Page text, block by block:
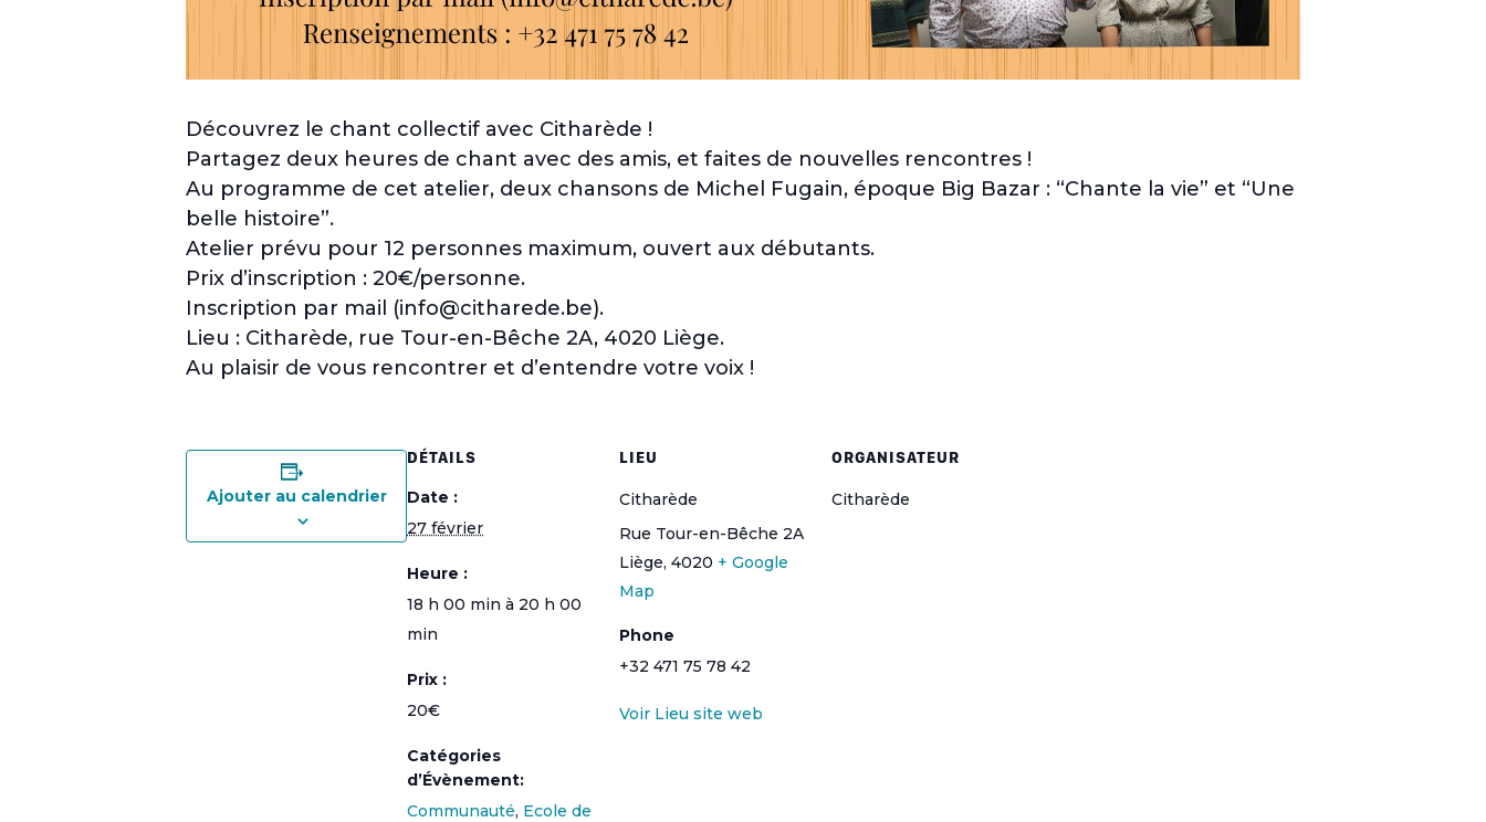
Découvrez le chant collectif avec Citharède !
Partagez deux heures de chant avec des amis, et faites de nouvelles rencontres !
Au programme de cet atelier, deux chansons de Michel Fugain, époque Big Bazar : “Chante la vie” et “Une
belle histoire”.
Atelier prévu pour 12 personnes maximum, ouvert aux débutants.
Prix d’inscription : 20€/personne.
Inscription par mail (info@citharede.be).
Lieu : Citharède, rue Tour-en-Bêche 2A, 4020 Liège.
Au plaisir de vous rencontrer et d’entendre votre voix !
Ajouter au calendrier
DÉTAILS
Date :
27 février
Heure :
18 h 00 min à 20 h 00
min
Prix :
20€
Catégories
d’Évènement:
Communauté, Ecole de
LIEU
Citharède
Rue Tour-en-Bêche 2A
Liège, 4020 + Google
Map
Phone
+32 471 75 78 42
Voir Lieu site web
ORGANISATEUR
Citharède